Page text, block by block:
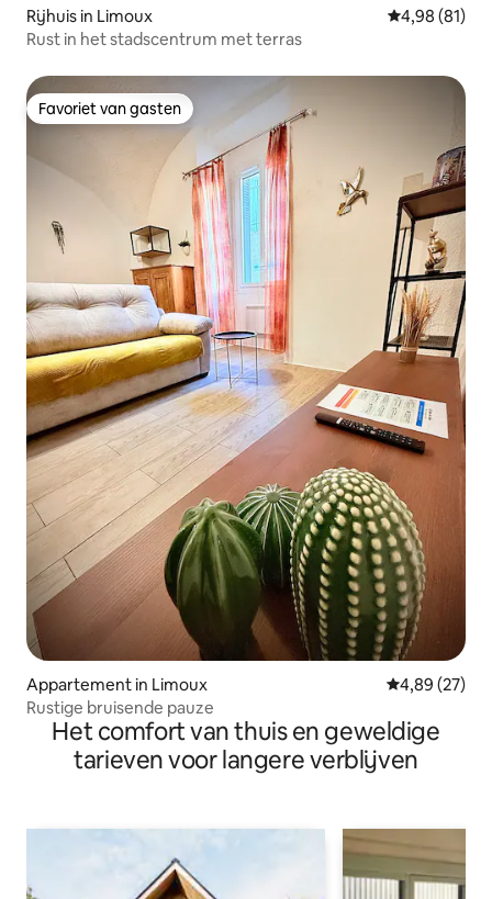
Rijhuis in Limoux Gemiddelde
4,98 (81)
Rust in het stadscentrum met terras
Favoriet van gasten
Favoriet van gasten
Appartement in Limoux Gemiddelde
4,89 (27)
Rustige bruisende pauze
Het comfort van thuis en geweldige
tarieven voor langere verblijven